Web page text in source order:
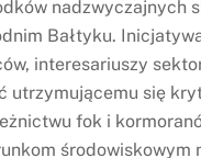
nadzwyczajnych
Bałtyku.
interesariuszy
się
fok i